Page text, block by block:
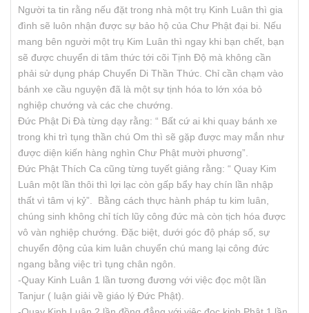
Người ta tin rằng nếu đặt trong nhà một trụ Kinh Luân thì gia
đình sẽ luôn nhận được sự bảo hộ của Chư Phật đại bi. Nếu
mang bên người một trụ Kim Luân thì ngay khi bạn chết, bạn
sẽ được chuyển di tâm thức tới cõi Tịnh Độ mà không cần
phải sử dụng pháp Chuyển Di Thần Thức. Chỉ cần chạm vào
bánh xe cầu nguyện đã là một sự tịnh hóa to lớn xóa bỏ
nghiệp chướng và các che chướng.
Đức Phật Di Đà từng dạy rằng: “ Bất cứ ai khi quay bánh xe
trong khi trì tụng thần chú Om thì sẽ gặp được may mắn như
được diện kiến hàng nghìn Chư Phật mười phương”.
Đức Phật Thích Ca cũng từng tuyết giảng rằng: “ Quay Kim
Luân một lần thôi thì lợi lạc còn gấp bẩy hay chín lần nhập
thất vì tâm vị kỷ”. Bằng cách thực hành pháp tu kim luân,
chúng sinh không chỉ tích lũy công đức mà còn tịch hóa được
vô vàn nghiệp chướng. Đặc biệt, dưới góc độ pháp số, sự
chuyển động của kim luân chuyển chú mang lại công đức
ngang bằng việc trì tụng chân ngôn.
-Quay Kinh Luân 1 lần tương đương với việc đọc một lần
Tanjur ( luận giải về giáo lý Đức Phật).